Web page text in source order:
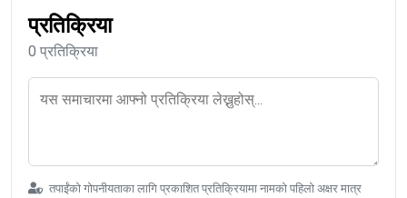
प्रतिक्रिया
0 प्रतिक्रिया
तपाईंको गोपनीयताका लागि प्रकाशित प्रतिक्रियामा नामको पहिलो अक्षर मात्र